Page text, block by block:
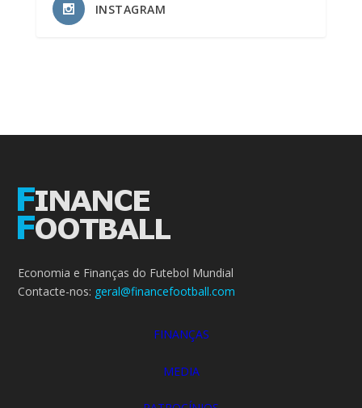
INSTAGRAM
Economia e Finanças do Futebol Mundial
Contacte-nos: geral@financefootball.com
FINANÇAS
MEDIA